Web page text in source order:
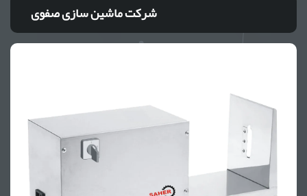
شرکت ماشین سازی صفوی